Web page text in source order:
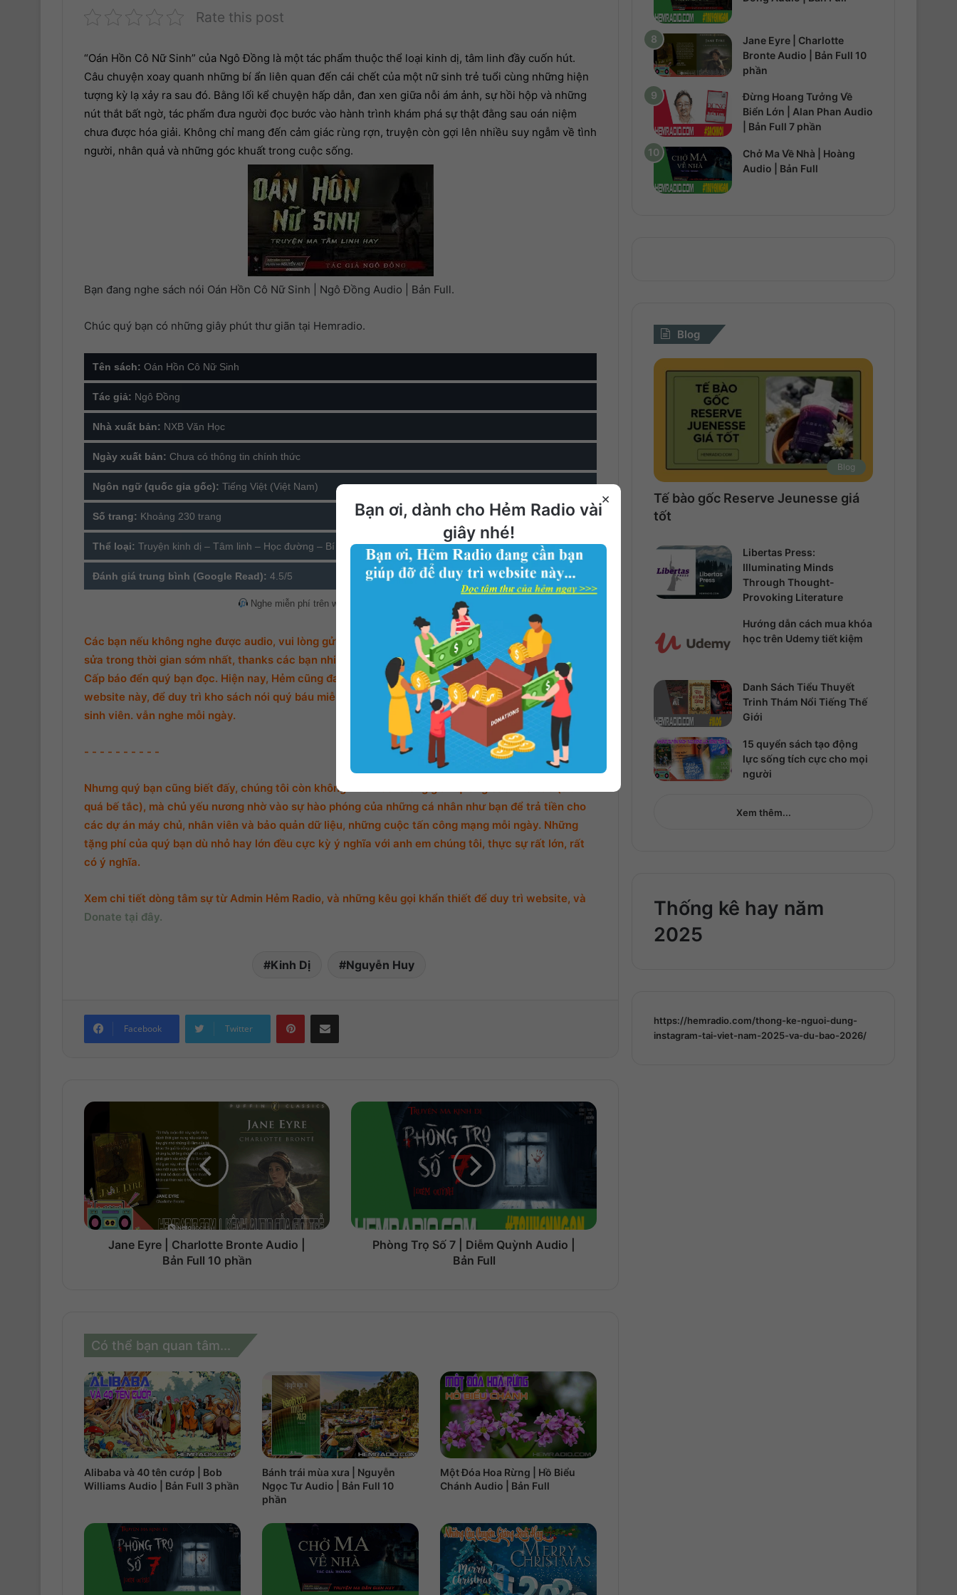
Rate this post
“Oán Hồn Cô Nữ Sinh” của Ngô Đồng là một tác phẩm thuộc thể loại kinh dị, tâm linh đầy cuốn hút.
Câu chuyện xoay quanh những bí ẩn liên quan đến cái chết của một nữ sinh trẻ tuổi cùng những hiện
tượng kỳ lạ xảy ra sau đó. Bằng lối kể chuyện hấp dẫn, đan xen giữa nỗi ám ảnh, sự hồi hộp và những
nút thắt bất ngờ, tác phẩm đưa người đọc bước vào hành trình khám phá sự thật đằng sau oán niệm
chưa được hóa giải. Không chỉ mang đến cảm giác rùng rợn, truyện còn gợi lên nhiều suy ngẫm về tình
người, nhân quả và những góc khuất trong cuộc sống.
Bạn đang nghe sách nói Oán Hồn Cô Nữ Sinh | Ngô Đồng Audio | Bản Full.
Chúc quý bạn có những giây phút thư giãn tại Hemradio.
Tên sách: Oán Hồn Cô Nữ Sinh
Tác giả: Ngô Đồng
Nhà xuất bản: NXB Văn Học
Ngày xuất bản: Chưa có thông tin chính thức
Ngôn ngữ (quốc gia gốc): Tiếng Việt (Việt Nam)
Số trang: Khoảng 230 trang
Thể loại: Truyện kinh dị – Tâm linh – Học đường – Bí ẩn
Đánh giá trung bình (Google Read): 4.5/5
Nghe miễn phí trên website:
Các bạn nếu không nghe được audio, vui lòng gửi thông báo ở phần bình luận bên dưới. Ad sẽ chỉnh
sửa trong thời gian sớm nhất, thanks các bạn nhiều nhiều !
Cấp báo đển quý bạn đọc. Hiện nay, Hẻm cũng đang cũng đang rất cần chút chi phí để duy trì
website này, để duy trì kho sách nói quý báu miễn phí cho mọi người, nhất là các bạn trẻ, học sinh,
sinh viên. vẫn nghe mỗi ngày.
- - - - - - - - - -
Nhưng quý bạn cũng biết đấy, chúng tôi còn không muốn có không gian quảng cáo nhỏ nào (trừ khi
quá bế tắc), mà chủ yếu nương nhờ vào sự hào phóng của những cá nhân như bạn để trả tiền cho
các dự án máy chủ, nhân viên và bảo quản dữ liệu, những cuộc tấn công mạng mỗi ngày. Những
tặng phí của quý bạn dù nhỏ hay lớn đều cực kỳ ý nghĩa với anh em chúng tôi, thực sự rất lớn, rất
có ý nghĩa.
Xem chi tiết dòng tâm sự từ Admin Hẻm Radio, và những kêu gọi khẩn thiết để duy trì website, và
Donate tại đây.
Kinh Dị Nguyễn Huy
Facebook Twitter
Jane Eyre | Charlotte Bronte Audio |
Bản Full 10 phần
Phòng Trọ Số 7 | Diễm Quỳnh Audio |
Bản Full
Có thể bạn quan tâm...
Alibaba và 40 tên cướp | Bob
Williams Audio | Bản Full 3 phần
Bánh trái mùa xưa | Nguyễn
Ngọc Tư Audio | Bản Full 10
phần
Một Đóa Hoa Rừng | Hồ Biểu
Chánh Audio | Bản Full
Jane Eyre | Charlotte
Bronte Audio | Bản Full 10
phần
Đừng Hoang Tưởng Về
Biển Lớn | Alan Phan Audio
| Bản Full 7 phần
Chở Ma Về Nhà | Hoàng
Audio | Bản Full
Blog
Blog
Tế bào gốc Reserve Jeunesse giá
tốt
Libertas Press:
Illuminating Minds
Through Thought-
Provoking Literature
Hướng dẫn cách mua khóa
học trên Udemy tiết kiệm
Danh Sách Tiểu Thuyết
Trinh Thám Nổi Tiếng Thế
Giới
15 quyển sách tạo động
lực sống tích cực cho mọi
người
Xem thêm...
Thống kê hay năm
2025
https://hemradio.com/thong-ke-nguoi-dung-
instagram-tai-viet-nam-2025-va-du-bao-2026/
×
Bạn ơi, dành cho Hẻm Radio vài
giây nhé!